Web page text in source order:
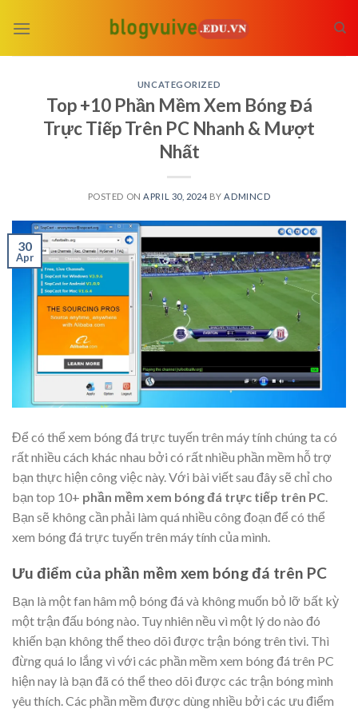
UNCATEGORIZED
Top +10 Phần Mềm Xem Bóng Đá
Trực Tiếp Trên PC Nhanh & Mượt
Nhất
POSTED ON APRIL 30, 2024 BY ADMINCD
30
Apr
Để có thể xem bóng đá trực tuyến trên máy tính chúng ta có
rất nhiều cách khác nhau bởi có rất nhiều phần mềm hỗ trợ
bạn thực hiện công việc này. Với bài viết sau đây sẽ chỉ cho
bạn top 10+ phần mềm xem bóng đá trực tiếp trên PC.
Bạn sẽ không cần phải làm quá nhiều công đoạn để có thể
xem bóng đá trực tuyến trên máy tính của mình.
Ưu điểm của phần mềm xem bóng đá trên PC
Bạn là một fan hâm mộ bóng đá và không muốn bỏ lỡ bất kỳ
một trận đấu bóng nào. Tuy nhiên nều vì một lý do nào đó
khiến bạn không thể theo dõi được trận bóng trên tivi. Thì
đừng quá lo lắng vì với các phần mềm xem bóng đá trên PC
hiện nay là bạn đã có thể theo dõi được các trận bóng mình
yêu thích. Các phần mềm được dùng nhiều bởi các ưu điểm